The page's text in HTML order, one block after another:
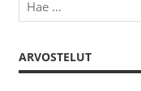
ARVOSTELUT